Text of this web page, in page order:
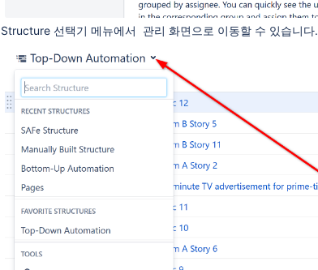
quit transformations)
Structure 선택기 메뉴에서 관리 화면으로 이동할 수 있습니다.